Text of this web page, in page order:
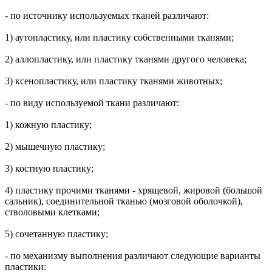
- по источнику используемых тканей различают:
1) аутопластику, или пластику собственными тканями;
2) аллопластику, или пластику тканями другого человека;
3) ксенопластику, или пластику тканями животных;
- по виду используемой ткани различают:
1) кожную пластику;
2) мышечную пластику;
3) костную пластику;
4) пластику прочими тканями - хрящевой, жировой (большой
сальник), соединительной тканью (мозговой оболочкой),
стволовыми клетками;
5) сочетанную пластику;
- по механизму выполнения различают следующие варианты
пластики: